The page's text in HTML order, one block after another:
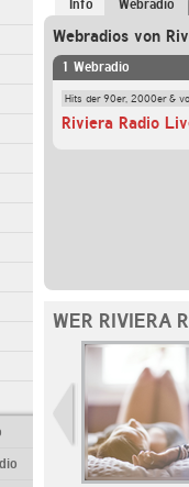
Info Webradio
Webradios von
1 Webradio
Hits der 90er, 2000er &
Riviera Radio
WER RIVIERA